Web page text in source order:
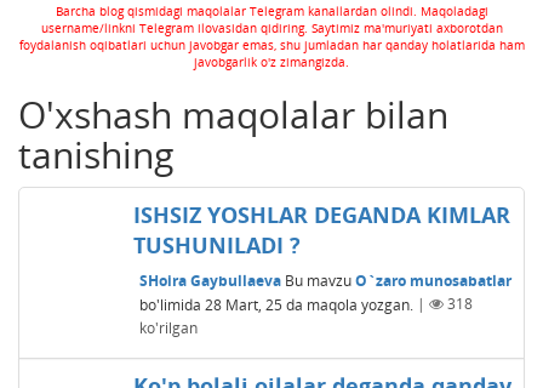
Barcha blog qismidagi maqolalar Telegram kanallardan olindi. Maqoladagi
username/linkni Telegram ilovasidan qidiring. Saytimiz ma'muriyati axborotdan
foydalanish oqibatlari uchun javobgar emas, shu jumladan har qanday holatlarida ham
javobgarlik o'z zimangizda.
O'xshash maqolalar bilan
tanishing
ISHSIZ YOSHLAR DЕGANDA KIMLAR
TUSHUNILADI ?
SHoira Gaybullaeva Bu mavzuO`zaro munosabatlar
bo'limida 28 Mart, 25 da maqola yozgan. |
318
ko'rilgan